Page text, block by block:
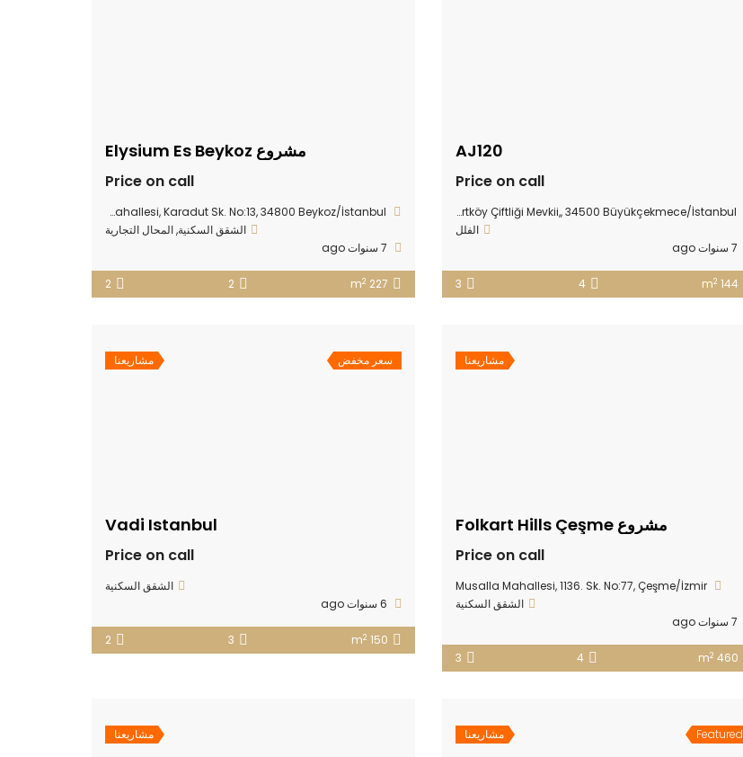
مشروع Elysium Es Beykoz
Price on call
Soğuksu Mahallesi, Karadut Sk. No:13, 34800 Beykoz/İstanbul
الشقق السكنية,المحال التجارية
227 m
2
2
2
AJ120
Price on call
Karaagaç Mahallesi, Sırtköy Çiftliği Mevkii,, 34500 Büyükçekmece/İstanbul
الفلل
144 m
2
4
3
سعر مخفض مشاريعنا
Vadi Istanbul
Price on call
الشقق السكنية
150 m
2
3
2
مشاريعنا
مشروع Folkart Hills Çeşme
Price on call
Musalla Mahallesi, 1136. Sk. No:77, Çeşme/İzmir
الشقق السكنية
460 m
2
4
3
مشاريعنا Featured مشاريعنا